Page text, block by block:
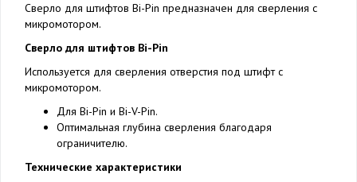
Сверло для штифтов Bi-Pin предназначен для сверления с
микромотором.
Сверло для штифтов Bi-Pin
Используется для сверления отверстия под штифт с
микромотором.
Для Bi-Pin и Bi-V-Pin.
Оптимальная глубина сверления благодаря
ограничителю.
Технические характеристики